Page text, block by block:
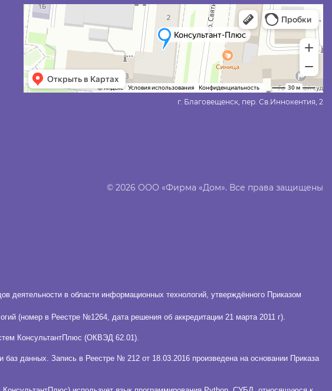
г. Благовещенск, пер. Св.Иннокентия, 2
© 2026 ООО «Фирма «Дом». Все права защищены
деятельности в области информационных технологий, утверждённого Приказом
(номер в Реестре №1264, дата решения об аккредитации 21 марта 2011 г).
КонсультантПлюс (ОКВЭД 62.01).
данных. Запись в Реестре № 212 от 18.03.2016 произведена на основании Приказа